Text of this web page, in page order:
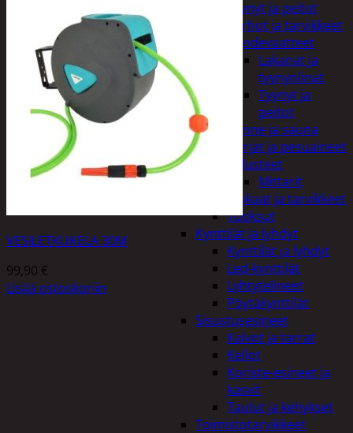
Tyynyt ja peitot
Verhot ja tarvikkeet
Vuodevaatteet
Lakanat ja
tyynynlinat
Tyynyt ja
peitot
Kylpyhuone ja sauna
Harjat ja pesuaineet
Kalusteet
Mittarit
Kiukaat ja tarvikkeet
Tuoksut
Kynttilät ja lyhdyt
Kynttilät ja lyhdyt
Led-kynttilät
Lyhtytelineet
Pöytäkynttilät
Sisustusesineet
Kalvot ja tarrat
Kellot
Koriste-esineet ja
kasvit
Taulut ja kehykset
Toimistotarvikkeet
VESILETKUKELA 30M
99,90 €
Lisää ostoskoriin